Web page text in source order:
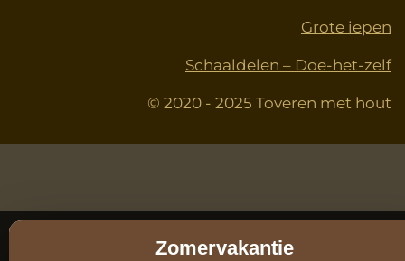
Grote iepen
Schaaldelen – Doe-het-zelf
© 2020 - 2025 Toveren met hout
Zomervakantie